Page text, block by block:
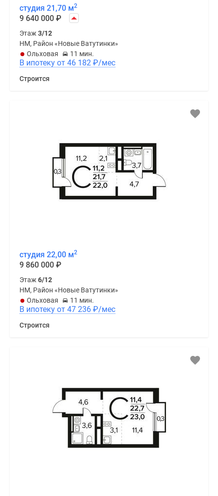
студия 21,70 м2
9 640 000 ₽
Этаж3/12
НМ, Район «Новые Ватутинки»
Ольховая
11 мин.
В ипотеку от 46 182 ₽/мес
Строится
студия 22,00 м2
9 860 000 ₽
Этаж6/12
НМ, Район «Новые Ватутинки»
Ольховая
11 мин.
В ипотеку от 47 236 ₽/мес
Строится